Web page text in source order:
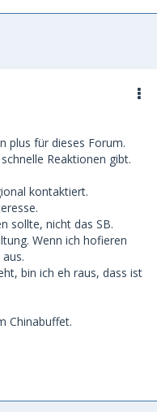
plus für dieses Forum.
Reaktionen gibt.
kontaktiert.
sollte, nicht das SB.
Wenn ich hofieren
bin ich eh raus, dass ist
Chinabuffet.